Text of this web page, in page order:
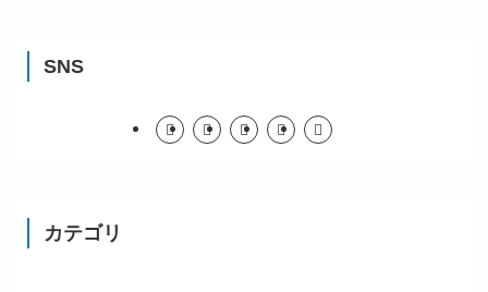
SNS
カテゴリ